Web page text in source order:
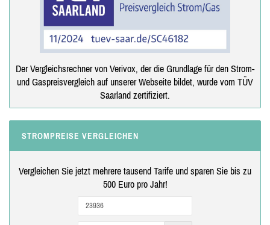
Der Vergleichsrechner von Verivox, der die Grundlage für den Strom-
und Gaspreisvergleich auf unserer Webseite bildet, wurde vom TÜV
Saarland zertifiziert.
STROMPREISE VERGLEICHEN
Vergleichen Sie jetzt mehrere tausend Tarife und sparen Sie bis zu
500 Euro pro Jahr!